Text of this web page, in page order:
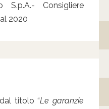
S.p.A.- Consigliere
2020
titolo “Le garanzie